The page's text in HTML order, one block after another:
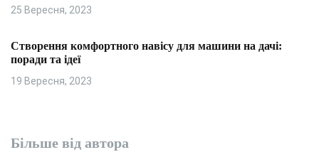
25 Вересня, 2023
Створення комфортного навісу для машини на дачі:
поради та ідеї
19 Вересня, 2023
Більше від автора